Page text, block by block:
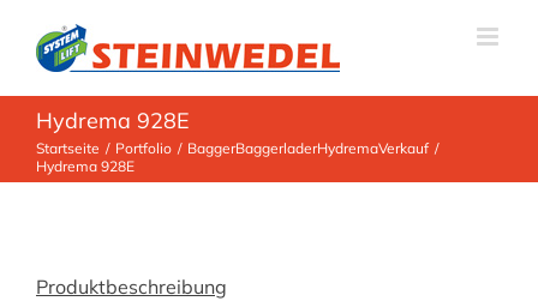
Inhalt
springen
Hydrema 928E
Startseite Portfolio BaggerBaggerladerHydremaVerkauf
Hydrema 928E
Produktbeschreibung